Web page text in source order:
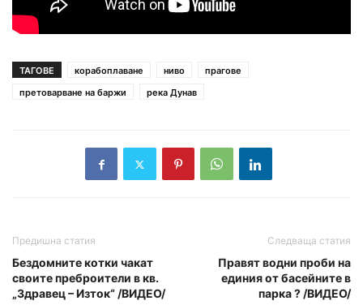
ТАГОВЕ корабоплаване ниво
прагове
претоварване на баржи
река Дунав
Предишна статия
Бездомните котки чакат
своите преброители в кв.
„Здравец – Изток“ /ВИДЕО/
Следваща статия
Правят водни проби на
единия от басейните в
парка ? /ВИДЕО/